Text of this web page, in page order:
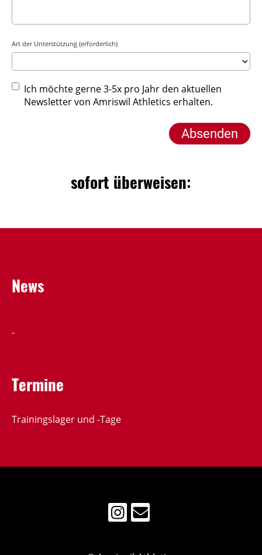
Art der Unterstützung (erforderlich)
Ich möchte gerne 3-5x pro Jahr den aktuellen
Newsletter von Amriswil Athletics erhalten.
sofort überweisen:
News
-
Termine
Trainingslager und -Tage